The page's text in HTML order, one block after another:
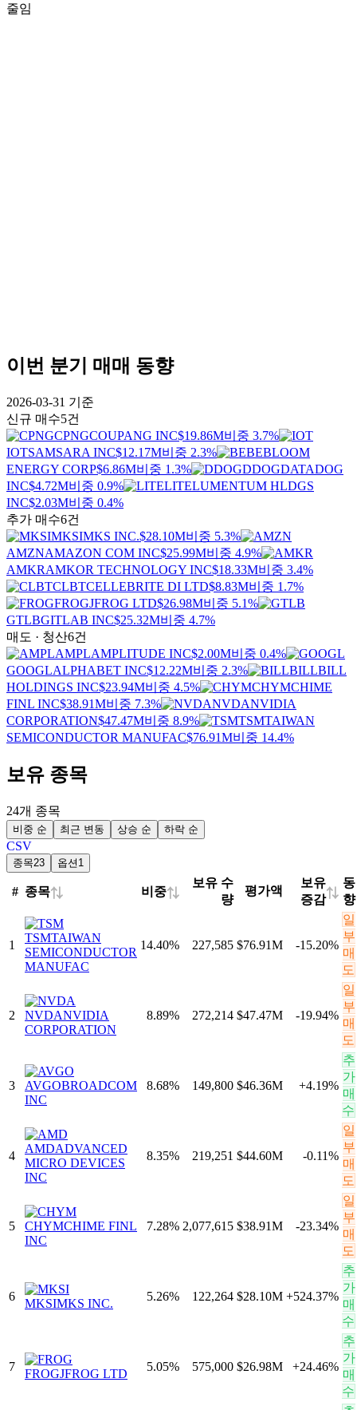
줄임
이번 분기 매매 동향
2026-03-31 기준
신규 매수5건
CPNGCOUPANG INC$19.86M비중 3.7%
IOTSAMSARA INC$12.17M비중 2.3% BEBLOOM
ENERGY CORP$6.86M비중 1.3% DDOGDATADOG
INC$4.72M비중 0.9% LITELUMENTUM HLDGS
INC$2.03M비중 0.4%
추가 매수6건
MKSIMKS INC.$28.10M비중 5.3%
AMZNAMAZON COM INC$25.99M비중 4.9%
AMKRAMKOR TECHNOLOGY INC$18.33M비중 3.4%
CLBTCELLEBRITE DI LTD$8.83M비중 1.7%
FROGJFROG LTD$26.98M비중 5.1%
GTLBGITLAB INC$25.32M비중 4.7%
매도 · 청산6건
AMPLAMPLITUDE INC$2.00M비중 0.4%
GOOGLALPHABET INC$12.22M비중 2.3% BILLBILL
HOLDINGS INC$23.94M비중 4.5% CHYMCHIME
FINL INC$38.91M비중 7.3% NVDANVIDIA
CORPORATION$47.47M비중 8.9% TSMTAIWAN
SEMICONDUCTOR MANUFAC$76.91M비중 14.4%
보유 종목
24개 종목
비중 순 최근 변동 상승 순 하락 순
CSV
종목23 옵션 1
# 종목⇅ 비중⇅
보유 수
량
평가액
보유
증감⇅
동
향
1
TSMTAIWAN
SEMICONDUCTOR
MANUFAC
14.40% 227,585 $76.91M -15.20%
일
부
매
도
2 NVDANVIDIA
CORPORATION
8.89% 272,214 $47.47M -19.94%
일
부
매
도
3 AVGOBROADCOM
INC
8.68% 149,800 $46.36M +4.19%
추
가
매
수
4
AMDADVANCED
MICRO DEVICES
INC
8.35% 219,251 $44.60M -0.11%
일
부
매
도
5 CHYMCHIME FINL
INC
7.28% 2,077,615 $38.91M -23.34%
일
부
매
도
6
MKSIMKS INC.
5.26% 122,264 $28.10M +524.37%
추
가
매
수
7
FROGJFROG LTD
5.05% 575,000 $26.98M +24.46%
추
가
매
수